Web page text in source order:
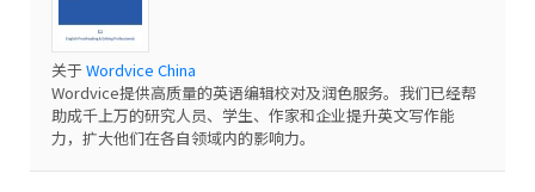
关于Wordvice China
Wordvice提供高质量的英语编辑校对及润色服务。我们已经帮
助成千上万的研究人员、学生、作家和企业提升英文写作能
力，扩大他们在各自领域内的影响力。